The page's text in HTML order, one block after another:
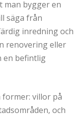
bygger en
säga från
inredning och
renovering eller
en befintlig
villor på
och